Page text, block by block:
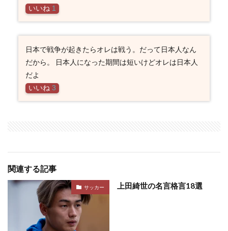
いいね 1
日本で戦争が起きたらオレは戦う。だって日本人なん
だから。 日本人になった期間は短いけどオレは日本人
だよ
いいね 3
関連する記事
サッカー 上田綺世の名言格言18選